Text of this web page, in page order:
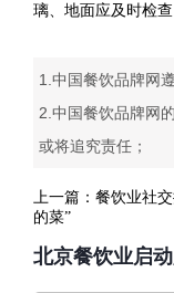
璃、地面应及时检
1.中国餐饮品牌网
2.中国餐饮品牌网
或将追究责任；
上一篇： 餐饮业社
的菜”
北京餐饮业启